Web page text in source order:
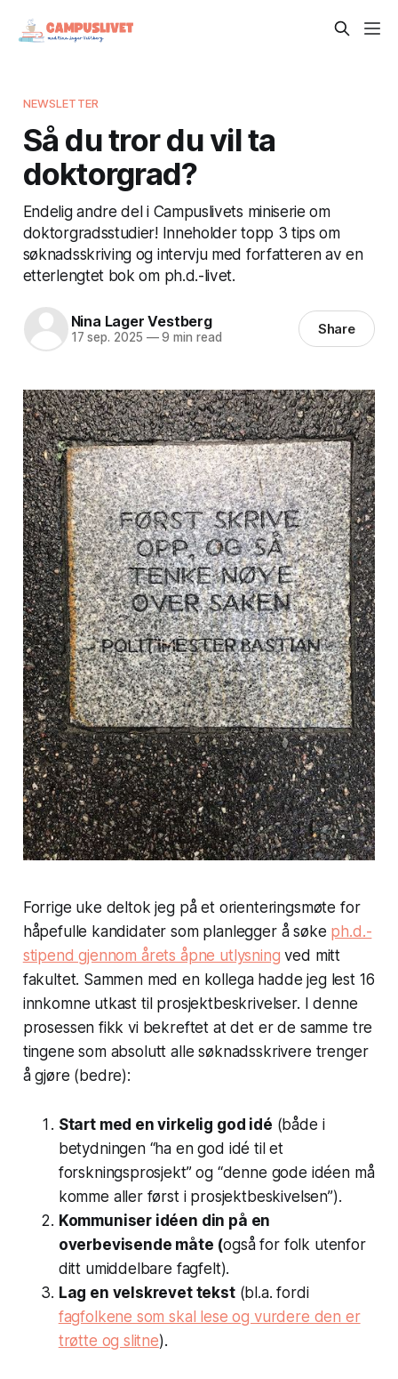
NEWSLETTER
Så du tror du vil ta
doktorgrad?
Endelig andre del i Campuslivets miniserie om
doktorgradsstudier! Inneholder topp 3 tips om
søknadsskriving og intervju med forfatteren av en
etterlengtet bok om ph.d.-livet.
Nina Lager Vestberg
17 sep. 2025 —9 min read Share
Forrige uke deltok jeg på et orienteringsmøte for
håpefulle kandidater som planlegger å søke ph.d.-
stipend gjennom årets åpne utlysning ved mitt
fakultet. Sammen med en kollega hadde jeg lest 16
innkomne utkast til prosjektbeskrivelser. I denne
prosessen fikk vi bekreftet at det er de samme tre
tingene som absolutt alle søknadsskrivere trenger
å gjøre (bedre):
Start med en virkelig god idé (både i
betydningen “ha en god idé til et
forskningsprosjekt” og “denne gode idéen må
komme aller først i prosjektbeskivelsen”).
Kommuniser idéen din på en
overbevisende måte (også for folk utenfor
ditt umiddelbare fagfelt).
Lag en velskrevet tekst(bl.a. fordi
fagfolkene som skal lese og vurdere den er
trøtte og slitne).